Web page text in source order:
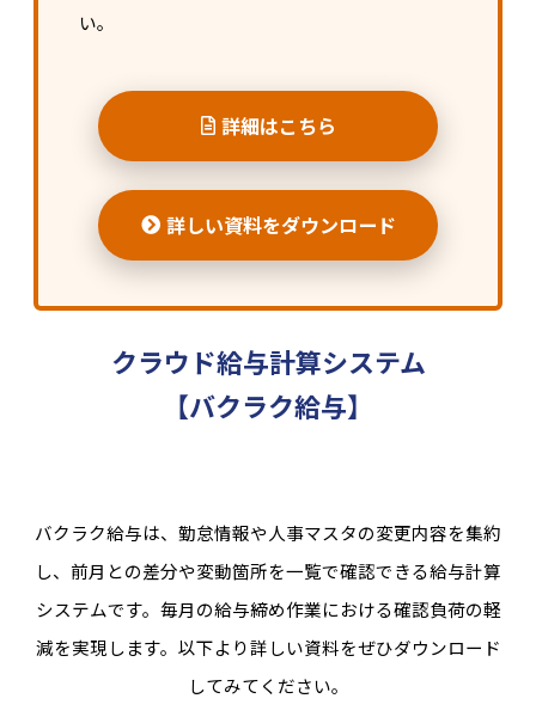
い。
詳細はこちら
詳しい資料をダウンロード
クラウド給与計算システム
【バクラク給与】
バクラク給与は、勤怠情報や人事マスタの変更内容を集約
し、前月との差分や変動箇所を一覧で確認できる給与計算
システムです。毎月の給与締め作業における確認負荷の軽
減を実現します。以下より詳しい資料をぜひダウンロード
してみてください。